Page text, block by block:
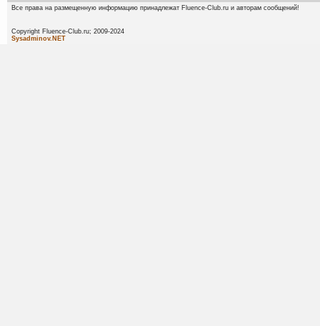
Все права на размещенную информацию принадлежат Fluence-Club.ru и авторам сообщений!
Copyright Fluence-Club.ru;
Sysadminov.NET